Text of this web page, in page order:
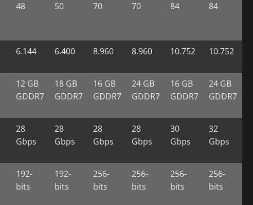
48 50 70 70 84 84
6.144 6.400 8.960 8.960 10.752 10.752
12 GB
GDDR7
18 GB
GDDR7
16 GB
GDDR7
24 GB
GDDR7
16 GB
GDDR7
24 GB
GDDR7
28
Gbps
28
Gbps
28
Gbps
28
Gbps
30
Gbps
32
Gbps
192-
bits
192-
bits
256-
bits
256-
bits
256-
bits
256-
bits